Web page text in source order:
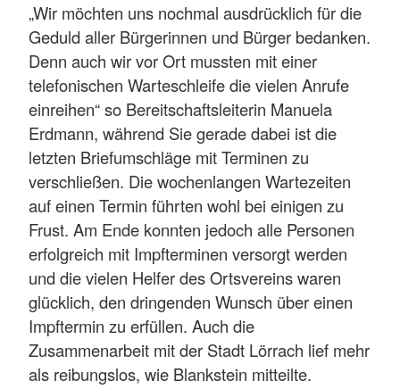
„Wir möchten uns nochmal ausdrücklich für die
Geduld aller Bürgerinnen und Bürger bedanken.
Denn auch wir vor Ort mussten mit einer
telefonischen Warteschleife die vielen Anrufe
einreihen“ so Bereitschaftsleiterin Manuela
Erdmann, während Sie gerade dabei ist die
letzten Briefumschläge mit Terminen zu
verschließen. Die wochenlangen Wartezeiten
auf einen Termin führten wohl bei einigen zu
Frust. Am Ende konnten jedoch alle Personen
erfolgreich mit Impfterminen versorgt werden
und die vielen Helfer des Ortsvereins waren
glücklich, den dringenden Wunsch über einen
Impftermin zu erfüllen. Auch die
Zusammenarbeit mit der Stadt Lörrach lief mehr
als reibungslos, wie Blankstein mitteilte.